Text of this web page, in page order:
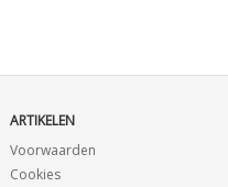
ARTIKELEN
Voorwaarden
Cookies